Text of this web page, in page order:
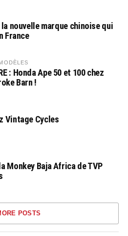
nouvelle marque chinoise qui
France
: Honda Ape 50 et 100 chez
Barn !
Vintage Cycles
Monkey Baja Africa de TVP
POSTS